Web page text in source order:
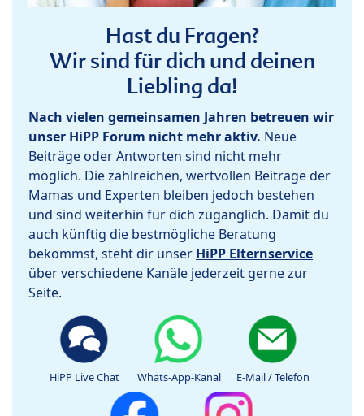
Hast du Fragen?
Wir sind für dich und deinen
Liebling da!
Nach vielen gemeinsamen Jahren betreuen wir
unser HiPP Forum nicht mehr aktiv. Neue
Beiträge oder Antworten sind nicht mehr
möglich. Die zahlreichen, wertvollen Beiträge der
Mamas und Experten bleiben jedoch bestehen
und sind weiterhin für dich zugänglich. Damit du
auch künftig die bestmögliche Beratung
bekommst, steht dir unser HiPP Elternservice
über verschiedene Kanäle jederzeit gerne zur
Seite.
HiPP Live Chat Whats-App-Kanal E-Mail / Telefon